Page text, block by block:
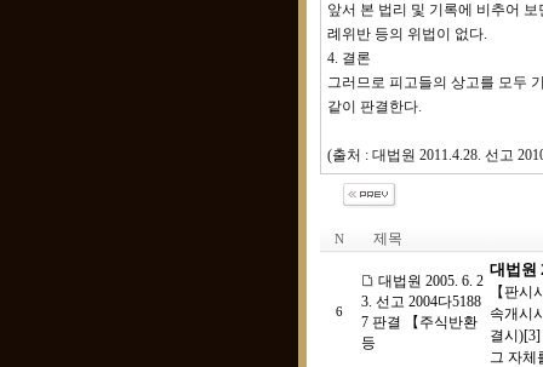
앞서 본 법리 및 기록에 비추어
례위반 등의 위법이 없다.
4. 결론
그러므로 피고들의 상고를 모두
같이 판결한다.
(출처 : 대법원 2011.4.28. 선고
N 제목
6
대법원 2005. 6. 2
3. 선고 2004다5188
7 판결 【주식반환
등
대법원
【판
속개시
결시
그 자체